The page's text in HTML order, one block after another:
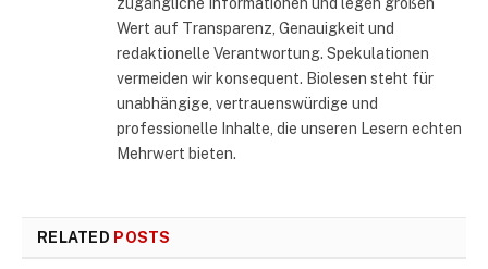
Wert auf Transparenz, Genauigkeit und
redaktionelle Verantwortung. Spekulationen
vermeiden wir konsequent. Biolesen steht für
unabhängige, vertrauenswürdige und
professionelle Inhalte, die unseren Lesern echten
Mehrwert bieten.
RELATED POSTS